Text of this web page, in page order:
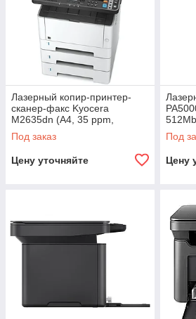
Лазерный копир-принтер-
сканер-факс Kyocera
M2635dn (А4, 35 ppm,
1200dpi, 512Mb, USB,
Network, автоподатчик,
Под заказ
Цену уточняйте
Под
Цену